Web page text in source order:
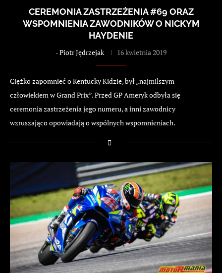
CEREMONIA ZASTRZEŻENIA #69 ORAZ
WSPOMNIENIA ZAWODNIKÓW O NICKYM
HAYDENIE
-Piotr Jędrzejak 16 kwietnia 2019
Ciężko zapomnieć o Kentucky Kidzie, był „najmilszym
człowiekiem w Grand Prix”. Przed GP Ameryk odbyła się
ceremonia zastrzeżenia jego numeru, a inni zawodnicy
wzruszająco opowiadają o wspólnych wspomnieniach.